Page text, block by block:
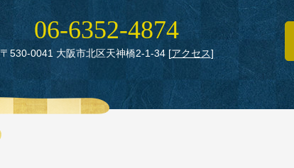
06‑6352‑4874
〒530‑0041 大阪市北区天神橋2‑1‑34[アクセス]